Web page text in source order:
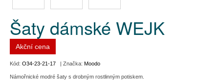
Šaty dámské WEJK
Akční cena
Kód: O34-23-21-17 | Značka: Moodo
Námořnické modré šaty s drobným rostlinným potiskem.